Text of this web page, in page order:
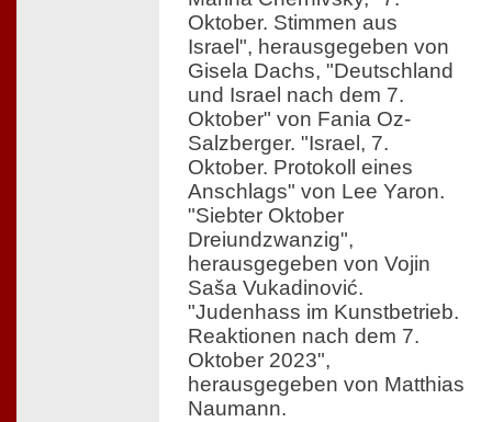
Oktober. Stimmen aus
Israel", herausgegeben von
Gisela Dachs, "Deutschland
und Israel nach dem 7.
Oktober" von Fania Oz-
Salzberger. "Israel, 7.
Oktober. Protokoll eines
Anschlags" von Lee Yaron.
"Siebter Oktober
Dreiundzwanzig",
herausgegeben von Vojin
Saša Vukadinović.
"Judenhass im Kunstbetrieb.
Reaktionen nach dem 7.
Oktober 2023",
herausgegeben von Matthias
Naumann.